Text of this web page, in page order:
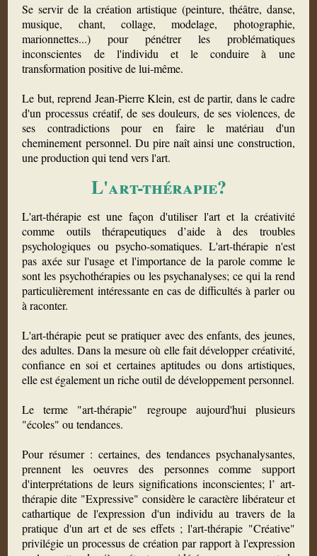
Se servir de la création artistique (peinture, théâtre, danse,
musique, chant, collage, modelage, photographie,
marionnettes...) pour pénétrer les problématiques
inconscientes de l'individu et le conduire à une
transformation positive de lui-même.
Le but, reprend Jean-Pierre Klein, est de partir, dans le cadre
d'un processus créatif, de ses douleurs, de ses violences, de
ses contradictions pour en faire le matériau d'un
cheminement personnel. Du pire naît ainsi une construction,
une production qui tend vers l'art.
L'art-thérapie?
L'art-thérapie est une façon d'utiliser l'art et la créativité
comme outils thérapeutiques d’aide à des troubles
psychologiques ou psycho-somatiques. L'art-thérapie n'est
pas axée sur l'usage et l'importance de la parole comme le
sont les psychothérapies ou les psychanalyses; ce qui la rend
particulièrement intéressante en cas de difficultés à parler ou
à raconter.
L'art-thérapie peut se pratiquer avec des enfants, des jeunes,
des adultes. Dans la mesure où elle fait développer créativité,
confiance en soi et certaines aptitudes ou dons artistiques,
elle est également un riche outil de développement personnel.
Le terme "art-thérapie" regroupe aujourd'hui plusieurs
"écoles" ou tendances.
Pour résumer : certaines, des tendances psychanalysantes,
prennent les oeuvres des personnes comme support
d'interprétations de leurs significations inconscientes; l’ art-
thérapie dite "Expressive" considère le caractère libérateur et
cathartique de l'expression d'un individu au travers de la
pratique d'un art et de ses effets ; l'art-thérapie "Créative"
privilégie un processus de création par rapport à l'expression